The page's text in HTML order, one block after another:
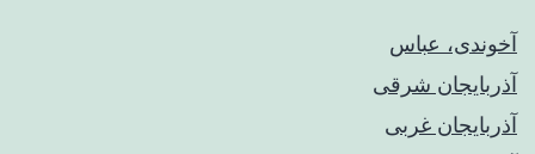
آخوندی، عباس
آذربایجان شرقی
آذربایجان غربی